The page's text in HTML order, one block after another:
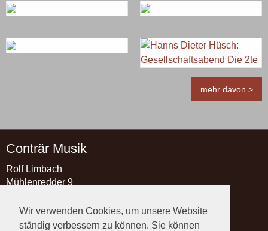
Wir verwenden Cookies, um unsere Website
ständig verbessern zu können. Sie können
mehr davon >
Conträr Musik
Rolf Limbach
Mühlenredder 9
Kontakt